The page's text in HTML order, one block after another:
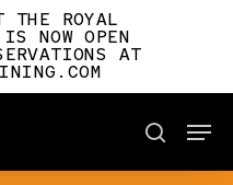
THE ROYAL
IS NOW OPEN
AT
search
Menu